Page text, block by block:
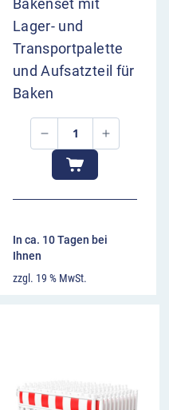
Bakenset mit
Lager- und
Transportpalette
und Aufsatzteil für
Baken
In ca. 10 Tagen bei
Ihnen
zzgl. 19 % MwSt.